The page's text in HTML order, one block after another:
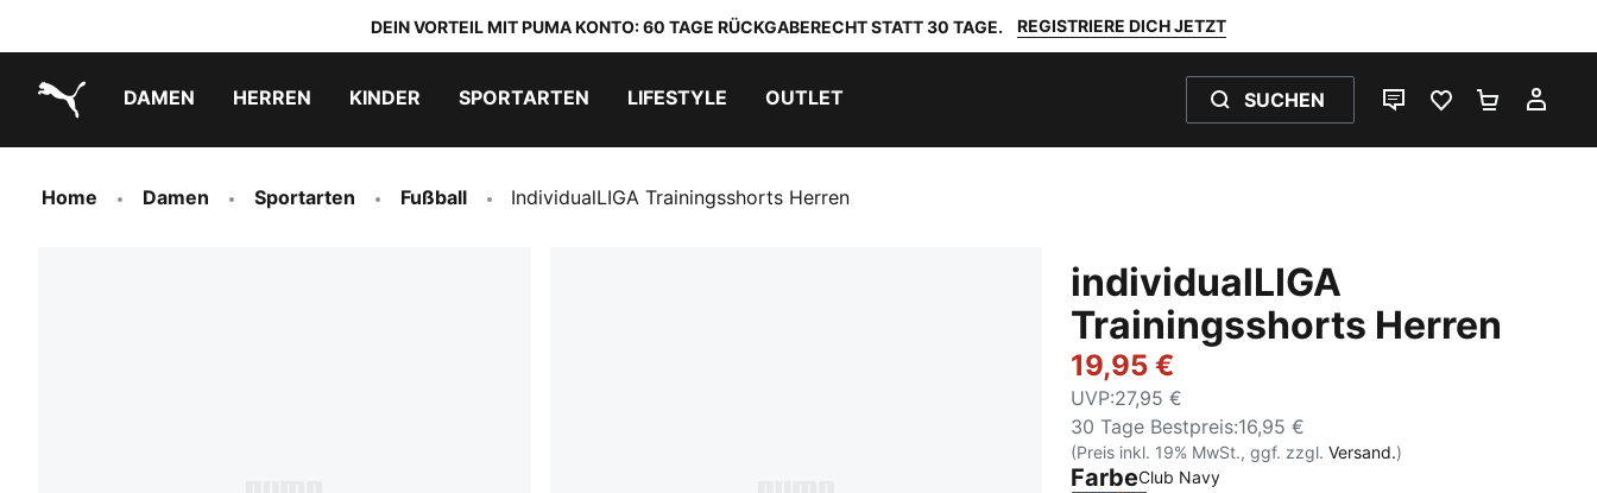
DEIN VORTEIL MIT PUMA KONTO: 60 TAGE RÜCKGABERECHT STATT 30 TAGE. REGISTRIERE DICH JETZT
DAMEN HERREN KINDER SPORTARTEN LIFESTYLE OUTLET SUCHEN
LIVE-CHATFAVORITEN 0
Home Damen Sportarten Fußball IndividualLIGA Trainingsshorts Herren
individualLIGA
Trainingsshorts Herren
19,95 €
UVP:27,95 €
30 Tage Bestpreis:16,95 €
(Preis inkl. 19% MwSt., ggf. zzgl.Versand.)
FarbeClub Navy